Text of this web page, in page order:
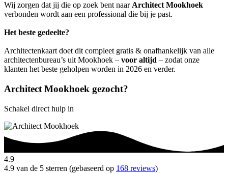
Wij zorgen dat jij die op zoek bent naar Architect Mookhoek
verbonden wordt aan een professional die bij je past.
Het beste gedeelte?
Architectenkaart doet dit compleet gratis & onafhankelijk van alle
architectenbureau’s uit Mookhoek – voor altijd – zodat onze
klanten het beste geholpen worden in 2026 en verder.
Architect Mookhoek gezocht?
Schakel direct hulp in
4.9
4.9 van de 5 sterren (gebaseerd op 168 reviews)